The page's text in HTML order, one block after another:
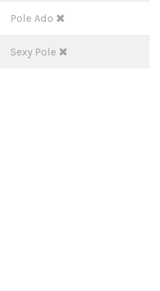
Pole Ado
Sexy Pole